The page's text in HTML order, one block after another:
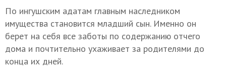
По ингушским адатам главным наследником
имущества становится младший сын. Именно он
берет на себя все заботы по содержанию отчего
дома и почтительно ухаживает за родителями до
конца их дней.